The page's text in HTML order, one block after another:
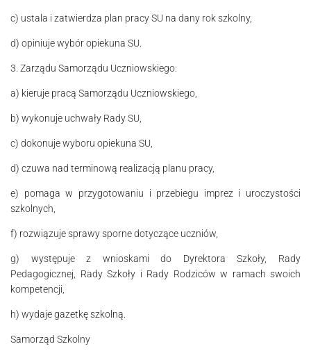
c) ustala i zatwierdza plan pracy SU na dany rok szkolny,
d) opiniuje wybór opiekuna SU.
3. Zarządu Samorządu Uczniowskiego:
a) kieruje pracą Samorządu Uczniowskiego,
b) wykonuje uchwały Rady SU,
c) dokonuje wyboru opiekuna SU,
d) czuwa nad terminową realizacją planu pracy,
e) pomaga w przygotowaniu i przebiegu imprez i uroczystości
szkolnych,
f) rozwiązuje sprawy sporne dotyczące uczniów,
g) występuje z wnioskami do Dyrektora Szkoły, Rady
Pedagogicznej, Rady Szko­­ły i Rady Rodziców w ramach swoich
kompetencji,
h) wydaje gazetkę szkolną.
Samorząd Szkolny